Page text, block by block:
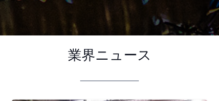
業界ニュース